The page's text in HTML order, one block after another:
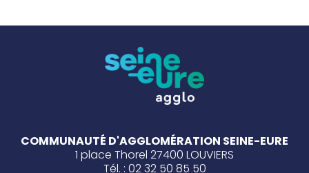
COMMUNAUTÉ D'AGGLOMÉRATION SEINE-EURE
1 place Thorel 27400 LOUVIERS
Tél. : 02 32 50 85 50